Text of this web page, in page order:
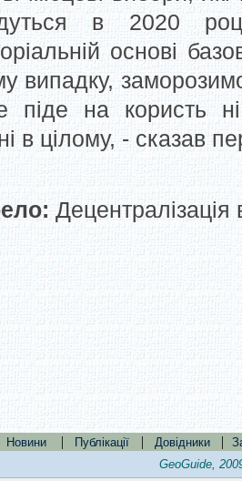
в 2020
основі
випадку,
піде на користь
в цілому, - сказав
Новини | Публікації | Довідники |
GeoGuide,